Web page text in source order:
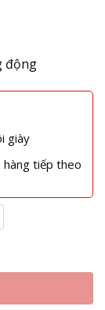
động
giày
hàng tiếp theo
số lượng